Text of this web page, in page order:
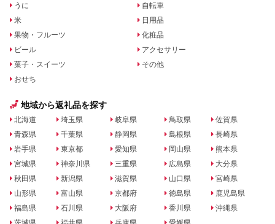
うに
米
果物・フルーツ
ビール
菓子・スイーツ
おせち
自転車
日用品
化粧品
アクセサリー
その他
地域から返礼品を探す
北海道
青森県
岩手県
宮城県
秋田県
山形県
福島県
埼玉県
千葉県
東京都
神奈川県
新潟県
富山県
石川県
岐阜県
静岡県
愛知県
三重県
滋賀県
京都府
大阪府
鳥取県
島根県
岡山県
広島県
山口県
徳島県
香川県
佐賀県
長崎県
熊本県
大分県
宮崎県
鹿児島県
沖縄県